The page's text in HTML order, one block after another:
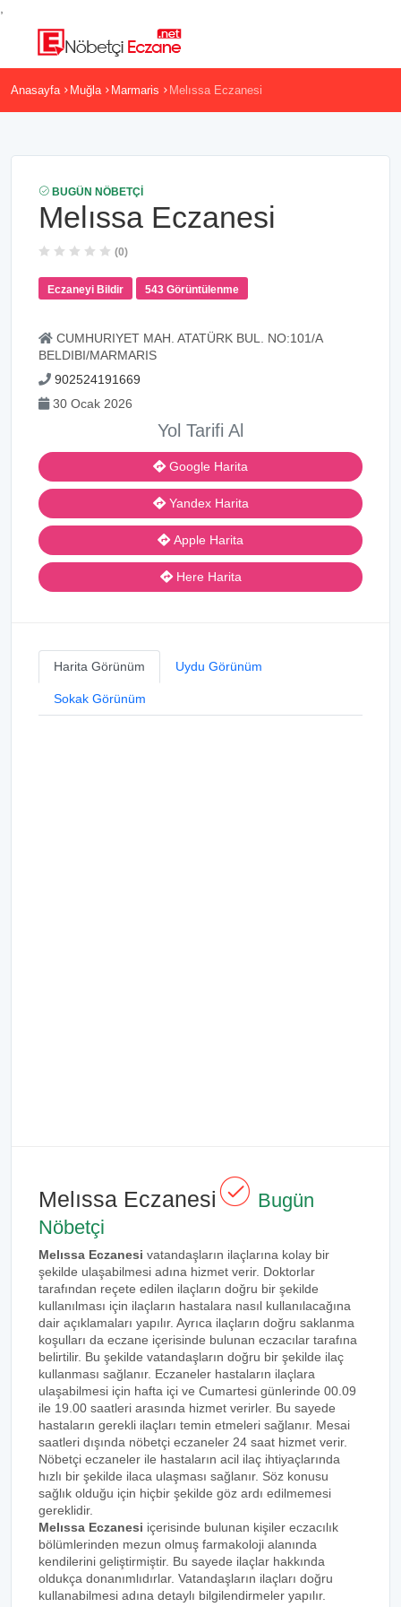
Anasayfa Muğla Marmaris Melıssa Eczanesi
BUGÜN NÖBETÇI
Melıssa Eczanesi
(0)
Eczaneyi Bildir 543 Görüntülenme
CUMHURIYET MAH. ATATÜRK BUL. NO:101/A
BELDIBI/MARMARIS
902524191669
30 Ocak 2026
Yol Tarifi Al
Google Harita
Yandex Harita
Apple Harita
Here Harita
Harita Görünüm Uydu Görünüm
Sokak Görünüm
Melıssa Eczanesi
Bugün
Nöbetçi
Melıssa Eczanesi vatandaşların ilaçlarına kolay bir
şekilde ulaşabilmesi adına hizmet verir. Doktorlar
tarafından reçete edilen ilaçların doğru bir şekilde
kullanılması için ilaçların hastalara nasıl kullanılacağına
dair açıklamaları yapılır. Ayrıca ilaçların doğru saklanma
koşulları da eczane içerisinde bulunan eczacılar tarafına
belirtilir. Bu şekilde vatandaşların doğru bir şekilde ilaç
kullanması sağlanır. Eczaneler hastaların ilaçlara
ulaşabilmesi için hafta içi ve Cumartesi günlerinde 00.09
ile 19.00 saatleri arasında hizmet verirler. Bu sayede
hastaların gerekli ilaçları temin etmeleri sağlanır. Mesai
saatleri dışında nöbetçi eczaneler 24 saat hizmet verir.
Nöbetçi eczaneler ile hastaların acil ilaç ihtiyaçlarında
hızlı bir şekilde ilaca ulaşması sağlanır. Söz konusu
sağlık olduğu için hiçbir şekilde göz ardı edilmemesi
gereklidir.
Melıssa Eczanesi içerisinde bulunan kişiler eczacılık
bölümlerinden mezun olmuş farmakoloji alanında
kendilerini geliştirmiştir. Bu sayede ilaçlar hakkında
oldukça donanımlıdırlar. Vatandaşların ilaçları doğru
kullanabilmesi adına detaylı bilgilendirmeler yapılır.